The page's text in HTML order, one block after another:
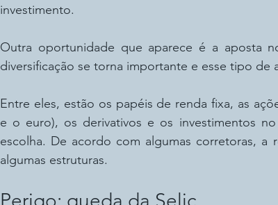
investimento.
Outra oportunidade que aparece é a aposta
diversificação se torna importante e esse tipo de
Entre eles, estão os papéis de renda fixa, as
e o euro), os derivativos e os investimentos
escolha. De acordo com algumas corretoras, a
algumas estruturas.